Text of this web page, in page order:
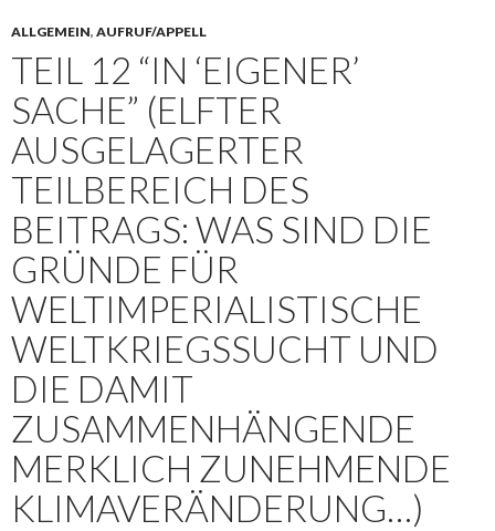
ALLGEMEIN, AUFRUF/APPELL
TEIL 12 “IN ‘EIGENER’
SACHE” (ELFTER
AUSGELAGERTER
TEILBEREICH DES
BEITRAGS: WAS SIND DIE
GRÜNDE FÜR
WELTIMPERIALISTISCHE
WELTKRIEGSSUCHT UND
DIE DAMIT
ZUSAMMENHÄNGENDE
MERKLICH ZUNEHMENDE
KLIMAVERÄNDERUNG…)